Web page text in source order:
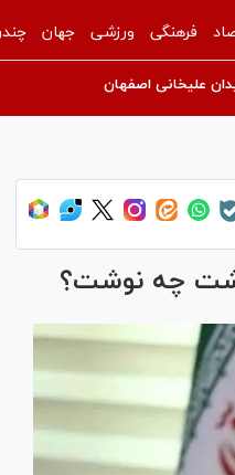
فرهنگی ورزشی جهان
علیخانی اصفهان
چه نوشت؟